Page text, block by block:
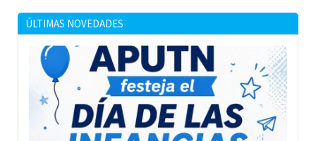
ÚLTIMAS NOVEDADES